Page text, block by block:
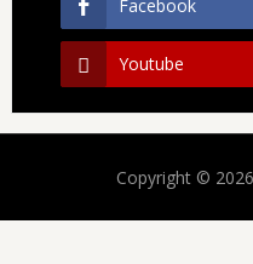
Facebook
Youtube
Copyright © 2026